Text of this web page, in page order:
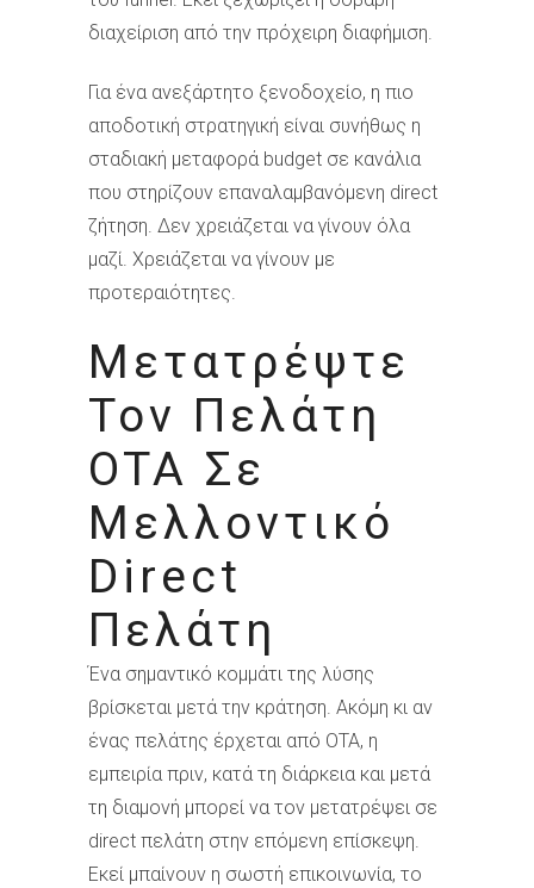
διαχείριση από την πρόχειρη διαφήμιση.
Για ένα ανεξάρτητο ξενοδοχείο, η πιο
αποδοτική στρατηγική είναι συνήθως η
σταδιακή μεταφορά budget σε κανάλια
που στηρίζουν επαναλαμβανόμενη direct
ζήτηση. Δεν χρειάζεται να γίνουν όλα
μαζί. Χρειάζεται να γίνουν με
προτεραιότητες.
Μετατρέψτε
Τον Πελάτη
OTA Σε
Μελλοντικό
Direct
Πελάτη
Ένα σημαντικό κομμάτι της λύσης
βρίσκεται μετά την κράτηση. Ακόμη κι αν
ένας πελάτης έρχεται από OTA, η
εμπειρία πριν, κατά τη διάρκεια και μετά
τη διαμονή μπορεί να τον μετατρέψει σε
direct πελάτη στην επόμενη επίσκεψη.
Εκεί μπαίνουν η σωστή επικοινωνία, το